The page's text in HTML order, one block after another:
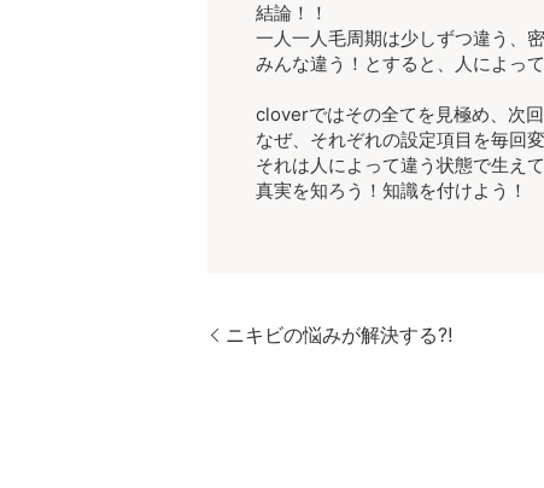
結論！！
一人一人毛周期は少しずつ違う、
みんな違う！とすると、人によっ
cloverではその全てを見極め、次
なぜ、それぞれの設定項目を毎回
それは人によって違う状態で生え
真実を知ろう！知識を付けよう！
ニキビの悩みが解決する⁈